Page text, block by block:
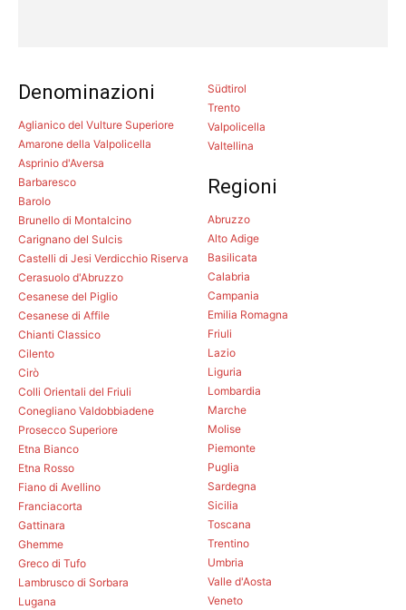
Denominazioni
Aglianico del Vulture Superiore
Amarone della Valpolicella
Asprinio d'Aversa
Barbaresco
Barolo
Brunello di Montalcino
Carignano del Sulcis
Castelli di Jesi Verdicchio Riserva
Cerasuolo d'Abruzzo
Cesanese del Piglio
Cesanese di Affile
Chianti Classico
Cilento
Cirò
Colli Orientali del Friuli
Conegliano Valdobbiadene
Prosecco Superiore
Etna Bianco
Etna Rosso
Fiano di Avellino
Franciacorta
Gattinara
Ghemme
Greco di Tufo
Lambrusco di Sorbara
Lugana
Südtirol
Trento
Valpolicella
Valtellina
Regioni
Abruzzo
Alto Adige
Basilicata
Calabria
Campania
Emilia Romagna
Friuli
Lazio
Liguria
Lombardia
Marche
Molise
Piemonte
Puglia
Sardegna
Sicilia
Toscana
Trentino
Umbria
Valle d'Aosta
Veneto